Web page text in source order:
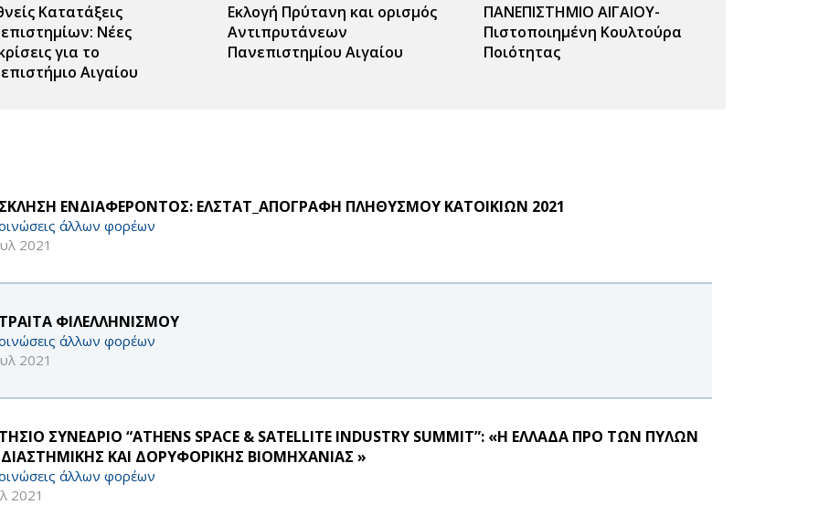
Κατατάξεις
Νέες
για το
Αιγαίου
Εκλογή Πρύτανη και ορισμός
Αντιπρυτάνεων
Πανεπιστημίου Αιγαίου
ΠΑΝΕΠΙΣΤΗΜΙΟ ΑΙΓΑΙΟΥ-
Πιστοποιημένη Κουλτούρα
Ποιότητας
ΕΝΔΙΑΦΕΡΟΝΤΟΣ: ΕΛΣΤΑΤ_ΑΠΟΓΡΑΦΗ ΠΛΗΘΥΣΜΟΥ ΚΑΤΟΙΚΙΩΝ 2021
άλλων φορέων
2021
ΦΙΛΕΛΛΗΝΙΣΜΟΥ
άλλων φορέων
2021
ΣΥΝΕΔΡΙΟ “ATHENS SPACE & SATELLITE INDUSTRY SUMMIT”: «Η ΕΛΛΑΔΑ ΠΡΟ ΤΩΝ ΠΥΛΩΝ
ΚΑΙ ΔΟΡΥΦΟΡΙΚΗΣ ΒΙΟΜΗΧΑΝΙΑΣ »
άλλων φορέων
2021